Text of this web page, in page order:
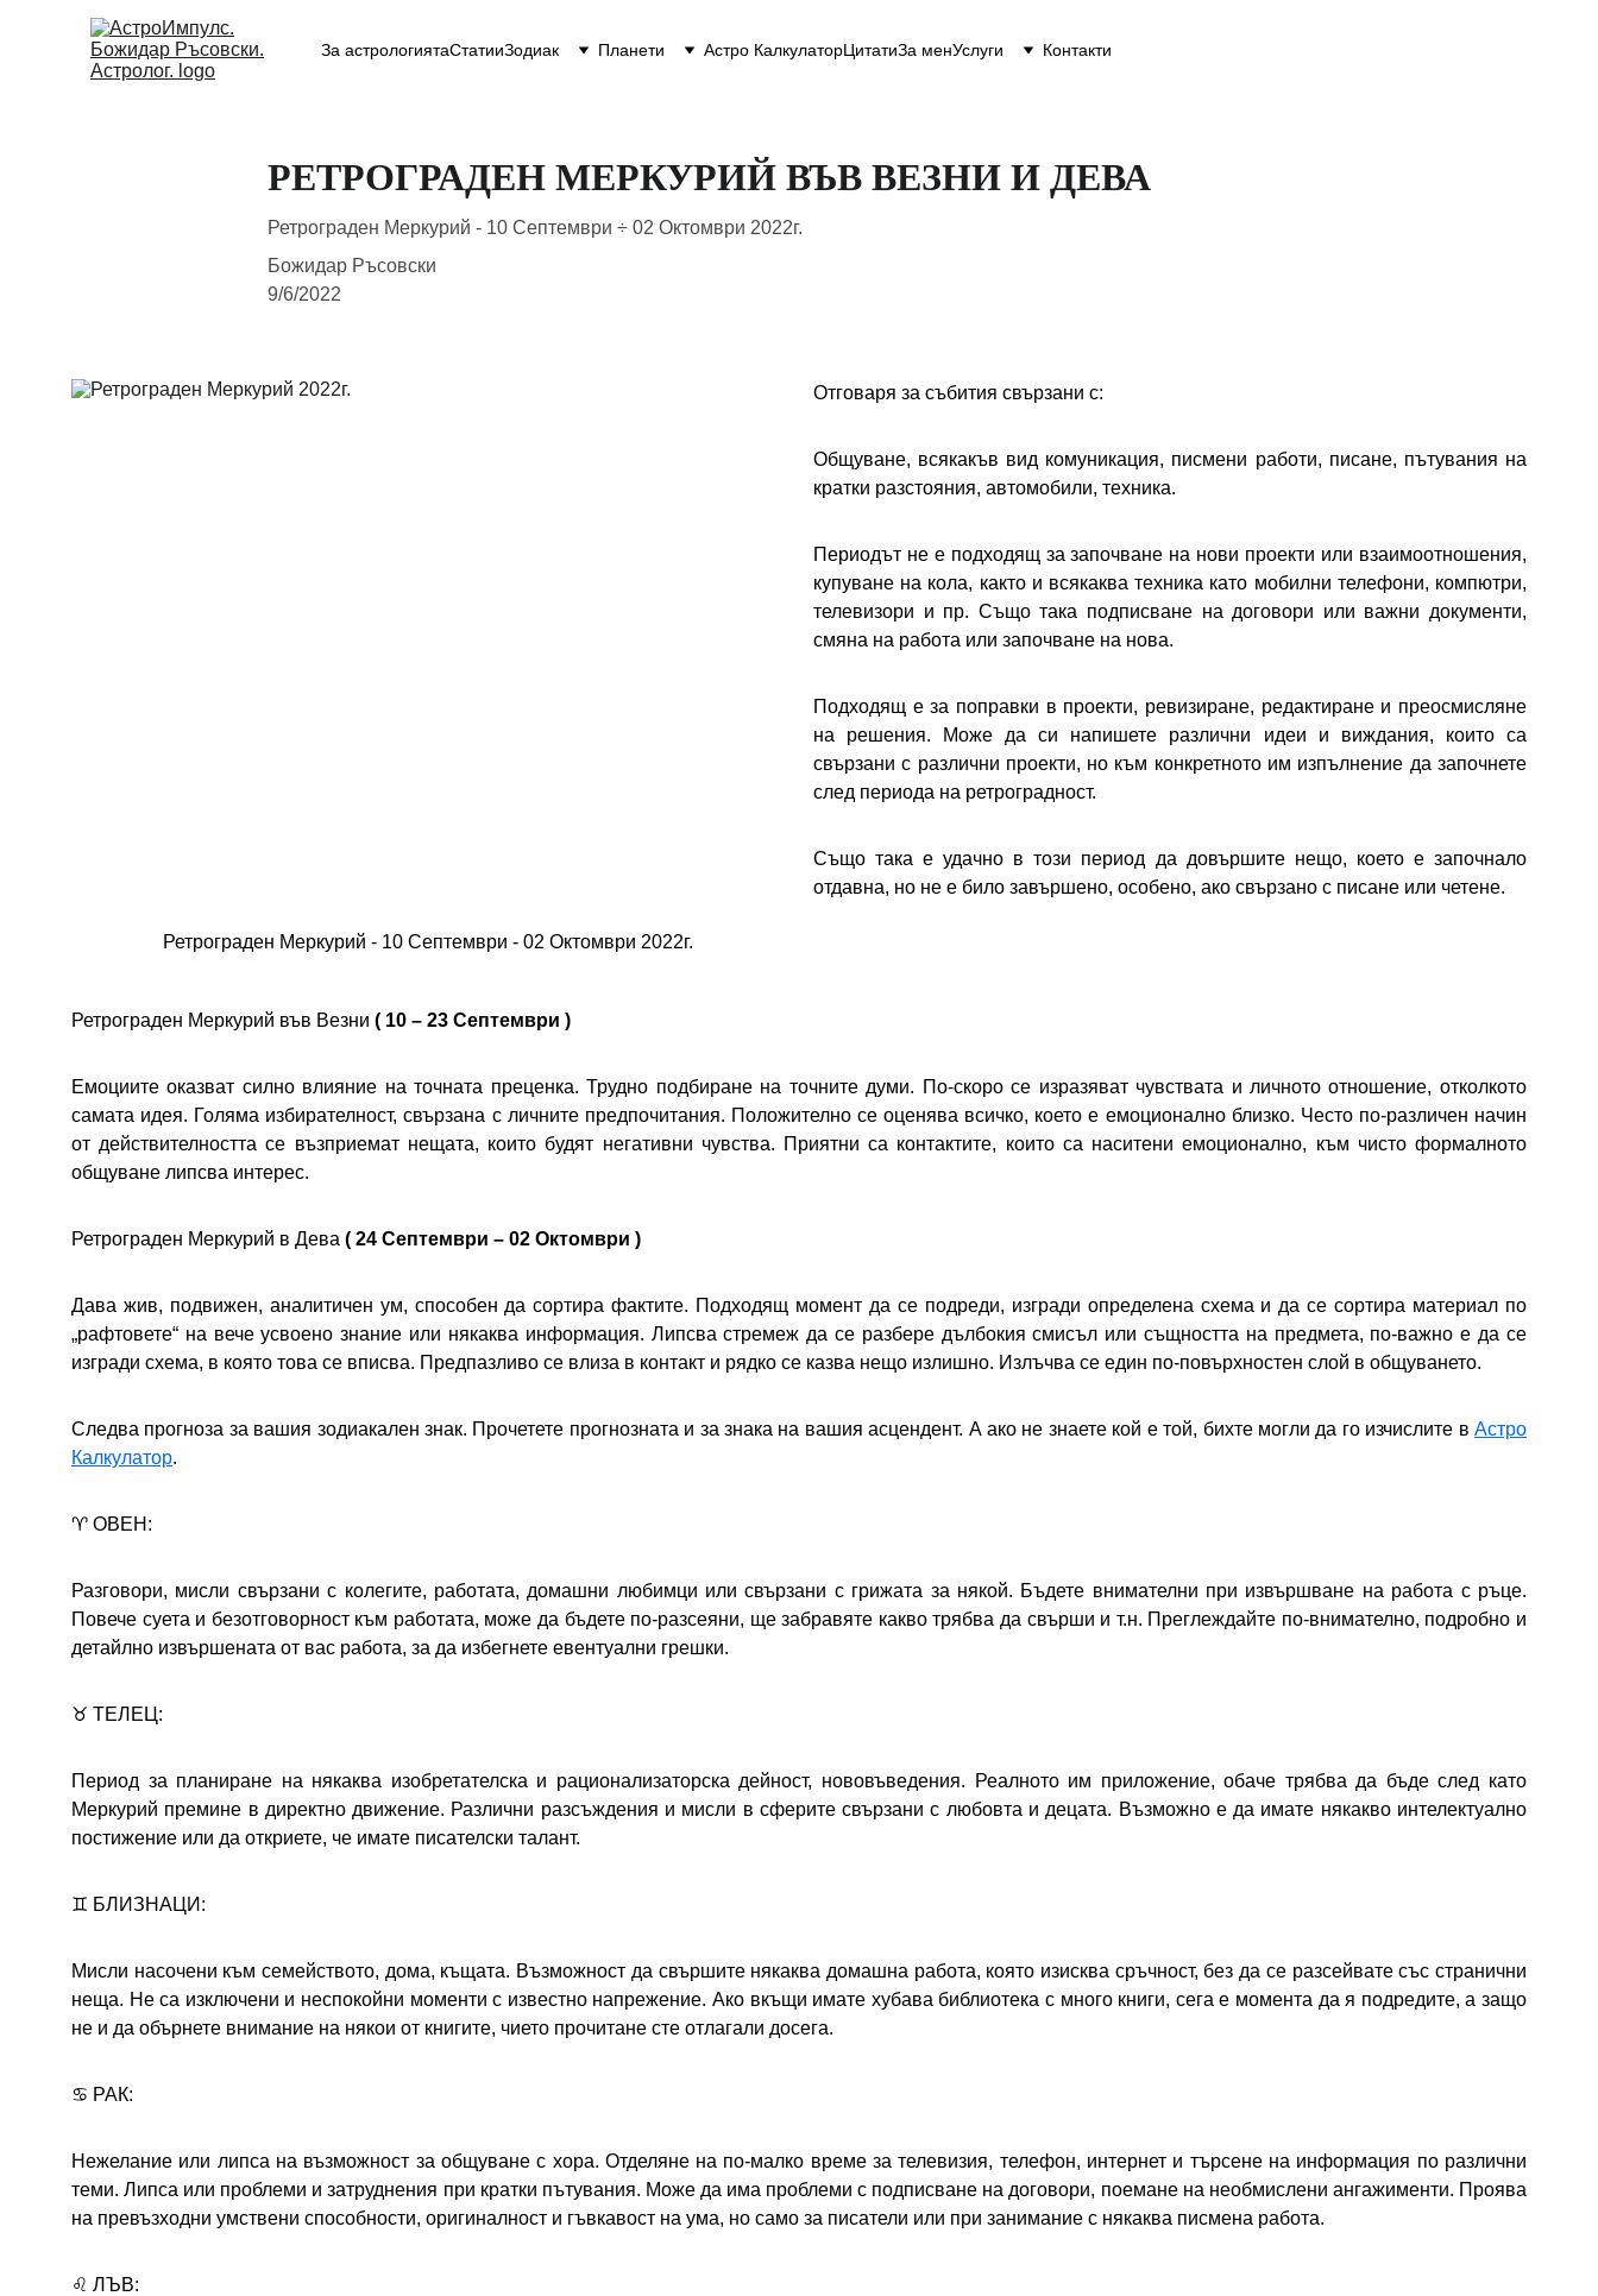
За астрологиятаСтатииЗодиак Планети Астро КалкулаторЦитатиЗа менУслуги Контакти
РЕТРОГРАДЕН МЕРКУРИЙ ВЪВ ВЕЗНИ И ДЕВА
Ретрограден Меркурий - 10 Септември ÷ 02 Октомври 2022г.
Божидар Ръсовски
9/6/2022
Ретрограден Меркурий - 10 Септември - 02 Октомври 2022г.
Отговаря за събития свързани с:
Общуване, всякакъв вид комуникация, писмени работи, писане, пътувания на
кратки разстояния, автомобили, техника.
Периодът не е подходящ за започване на нови проекти или взаимоотношения,
купуване на кола, както и всякаква техника като мобилни телефони, компютри,
телевизори и пр. Също така подписване на договори или важни документи,
смяна на работа или започване на нова.
Подходящ е за поправки в проекти, ревизиране, редактиране и преосмисляне
на решения. Може да си напишете различни идеи и виждания, които са
свързани с различни проекти, но към конкретното им изпълнение да започнете
след периода на ретроградност.
Също така е удачно в този период да довършите нещо, което е започнало
отдавна, но не е било завършено, особено, ако свързано с писане или четене.
Ретрограден Меркурий във Везни ( 10 – 23 Септември )
Емоциите оказват силно влияние на точната преценка. Трудно подбиране на точните думи. По-скоро се изразяват чувствата и личното отношение, отколкото
самата идея. Голяма избирателност, свързана с личните предпочитания. Положително се оценява всичко, което е емоционално близко. Често по-различен начин
от действителността се възприемат нещата, които будят негативни чувства. Приятни са контактите, които са наситени емоционално, към чисто формалното
общуване липсва интерес.
Ретрограден Меркурий в Дева ( 24 Септември – 02 Октомври )
Дава жив, подвижен, аналитичен ум, способен да сортира фактите. Подходящ момент да се подреди, изгради определена схема и да се сортира материал по
„рафтовете“ на вече усвоено знание или някаква информация. Липсва стремеж да се разбере дълбокия смисъл или същността на предмета, по-важно е да се
изгради схема, в която това се вписва. Предпазливо се влиза в контакт и рядко се казва нещо излишно. Излъчва се един по-повърхностен слой в общуването.
Следва прогноза за вашия зодиакален знак. Прочетете прогнозната и за знака на вашия асцендент. А ако не знаете кой е той, бихте могли да го изчислите в Астро
Калкулатор.
♈ ОВЕН:
Разговори, мисли свързани с колегите, работата, домашни любимци или свързани с грижата за някой. Бъдете внимателни при извършване на работа с ръце.
Повече суета и безотговорност към работата, може да бъдете по-разсеяни, ще забравяте какво трябва да свърши и т.н. Преглеждайте по-внимателно, подробно и
детайлно извършената от вас работа, за да избегнете евентуални грешки.
♉ ТЕЛЕЦ:
Период за планиране на някаква изобретателска и рационализаторска дейност, нововъведения. Реалното им приложение, обаче трябва да бъде след като
Меркурий премине в директно движение. Различни разсъждения и мисли в сферите свързани с любовта и децата. Възможно е да имате някакво интелектуално
постижение или да откриете, че имате писателски талант.
♊ БЛИЗНАЦИ:
Мисли насочени към семейството, дома, къщата. Възможност да свършите някаква домашна работа, която изисква сръчност, без да се разсейвате със странични
неща. Не са изключени и неспокойни моменти с известно напрежение. Ако вкъщи имате хубава библиотека с много книги, сега е момента да я подредите, а защо
не и да обърнете внимание на някои от книгите, чието прочитане сте отлагали досега.
♋ РАК:
Нежелание или липса на възможност за общуване с хора. Отделяне на по-малко време за телевизия, телефон, интернет и търсене на информация по различни
теми. Липса или проблеми и затруднения при кратки пътувания. Може да има проблеми с подписване на договори, поемане на необмислени ангажименти. Проява
на превъзходни умствени способности, оригиналност и гъвкавост на ума, но само за писатели или при занимание с някаква писмена работа.
♌ ЛЪВ: